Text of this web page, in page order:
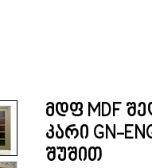
მდფ MDF
კარი GN-
შუშით